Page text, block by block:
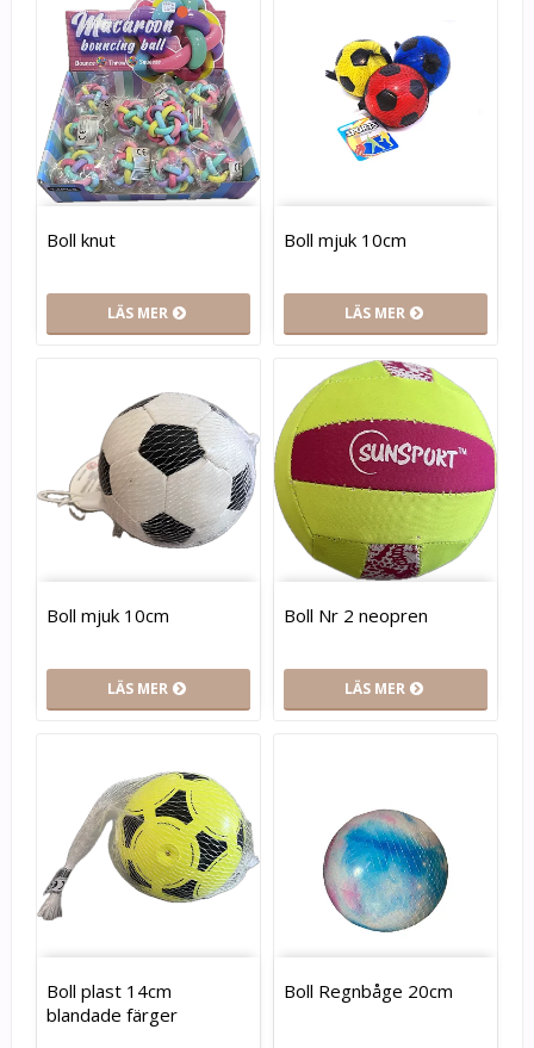
Boll knut
LÄS MER
Boll mjuk 10cm
LÄS MER
Boll mjuk 10cm
LÄS MER
Boll Nr 2 neopren
LÄS MER
Boll plast 14cm
blandade färger
Boll Regnbåge 20cm